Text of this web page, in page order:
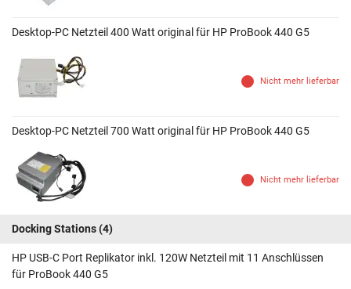
Desktop-PC Netzteil 400 Watt original für HP ProBook 440 G5
Nicht mehr lieferbar
Desktop-PC Netzteil 700 Watt original für HP ProBook 440 G5
Nicht mehr lieferbar
Docking Stations(4)
HP USB-C Port Replikator inkl. 120W Netzteil mit 11 Anschlüssen
für ProBook 440 G5